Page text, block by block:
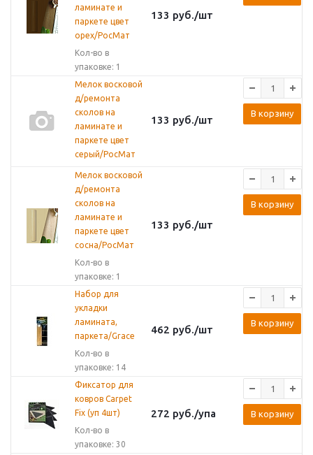
ламинате и
паркете цвет
орех/РосМат
Кол-во в
упаковке: 1
133 руб./шт
Мелок восковой
д/ремонта
сколов на
ламинате и
паркете цвет
серый/РосМат
133 руб./шт
В корзину
Мелок восковой
д/ремонта
сколов на
ламинате и
паркете цвет
сосна/РосМат
Кол-во в
упаковке: 1
133 руб./шт
В корзину
Набор для
укладки
ламината,
паркета/Grace
Кол-во в
упаковке: 14
462 руб./шт
В корзину
Фиксатор для
ковров Carpet
Fix (уп 4шт)
Кол-во в
упаковке: 30
272 руб./упа В корзину